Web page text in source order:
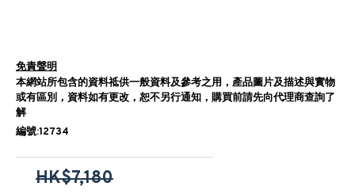
免責聲明
本網站所包含的資料祗供一般資料及參考之用，產品圖片及描述與實物
或有區別，資料如有更改，恕不另行通知，購買前請先向代理商查詢了
解
編號:12734
HK$7,180